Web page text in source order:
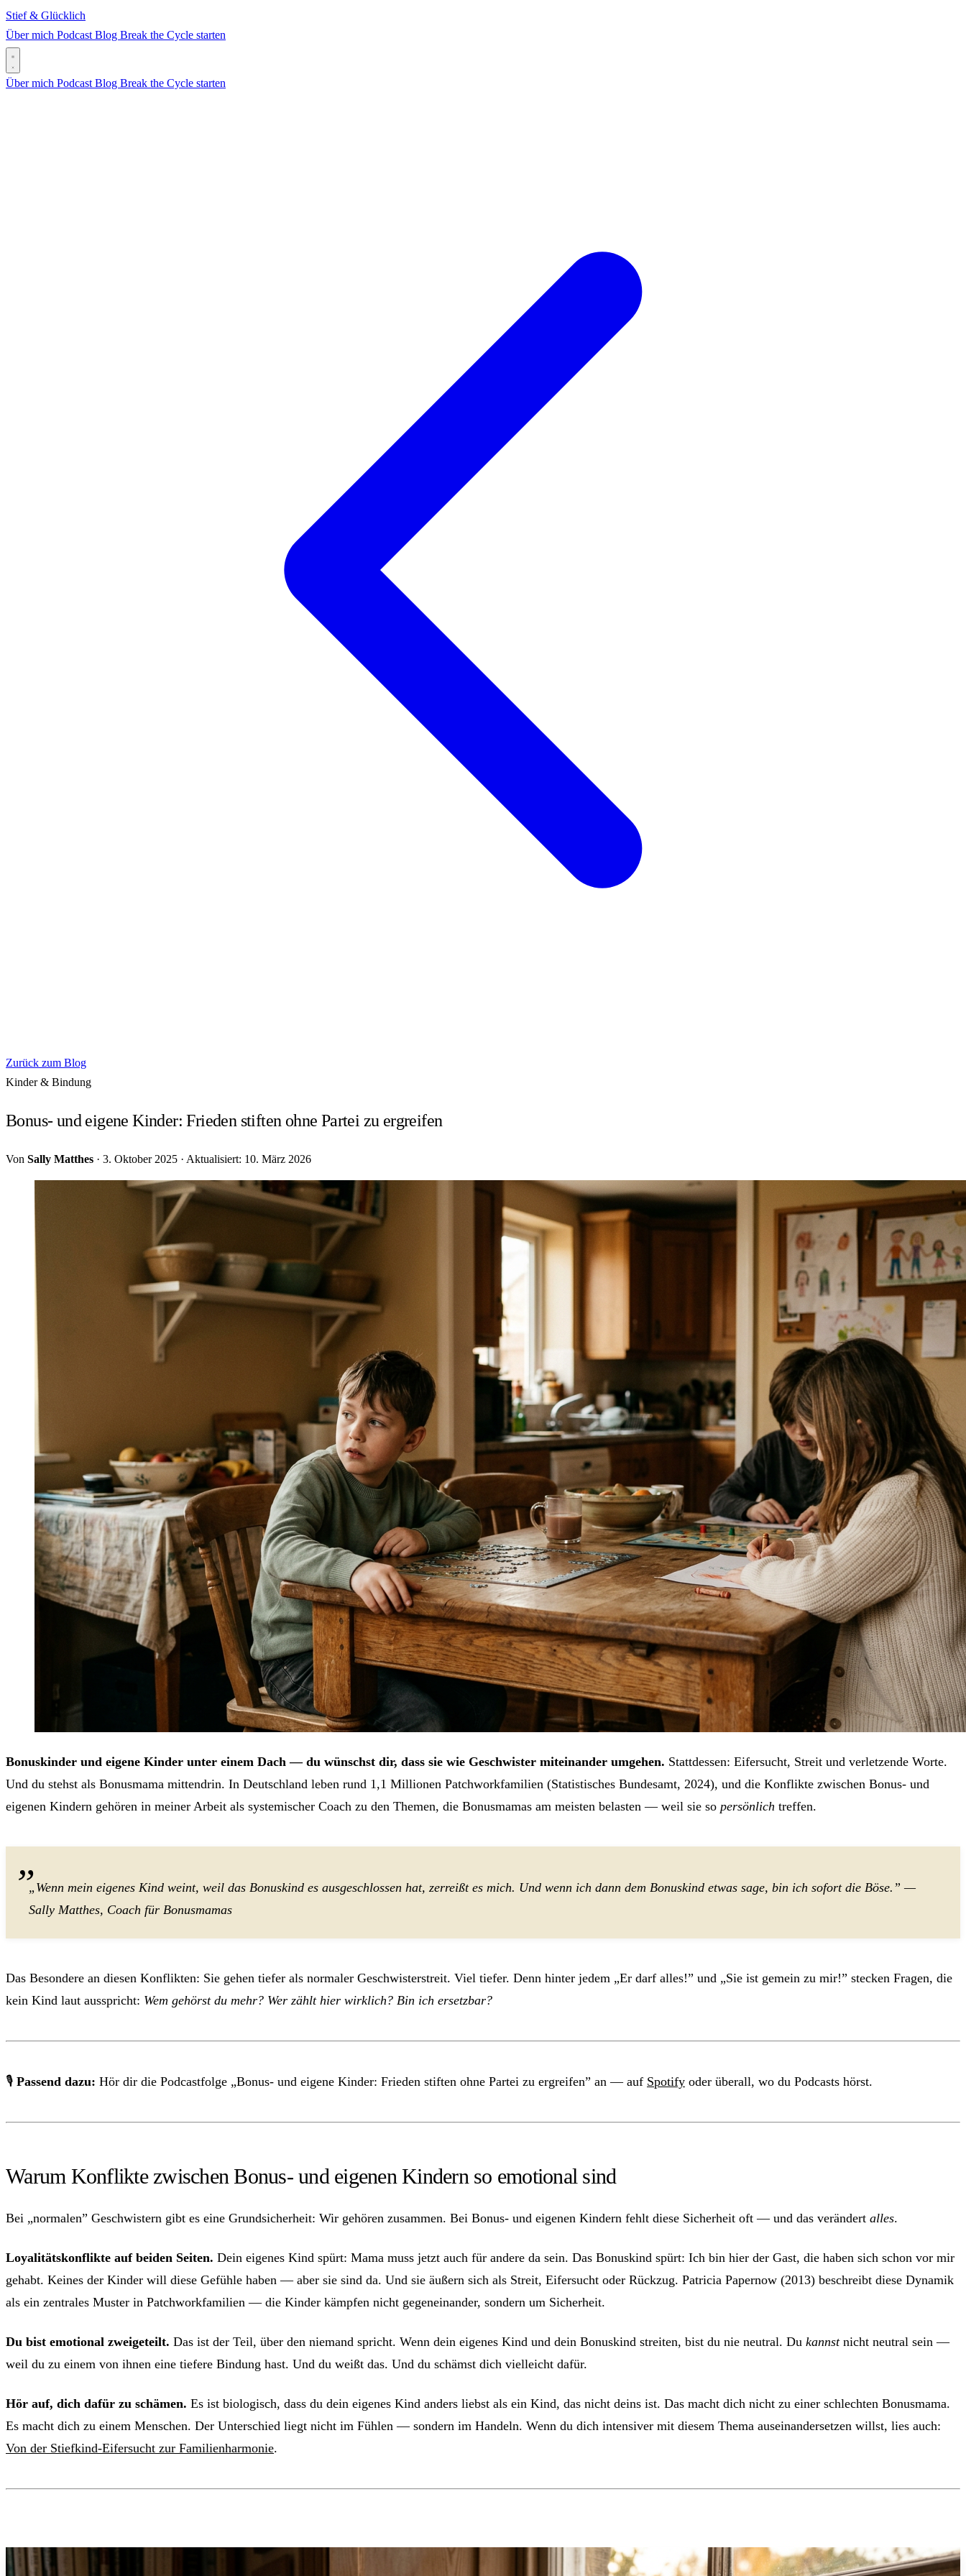
Stief & Glücklich
Über mich Podcast Blog Break the Cycle starten
Über mich Podcast Blog Break the Cycle starten
Zurück zum Blog
Kinder & Bindung
Bonus- und eigene Kinder: Frieden stiften ohne Partei zu ergreifen
Von Sally Matthes · 3. Oktober 2025 · Aktualisiert: 10. März 2026
Bonuskinder und eigene Kinder unter einem Dach — du wünschst dir, dass sie wie Geschwister miteinander umgehen. Stattdessen: Eifersucht, Streit und verletzende Worte.
Und du stehst als Bonusmama mittendrin. In Deutschland leben rund 1,1 Millionen Patchworkfamilien (Statistisches Bundesamt, 2024), und die Konflikte zwischen Bonus- und
eigenen Kindern gehören in meiner Arbeit als systemischer Coach zu den Themen, die Bonusmamas am meisten belasten — weil sie so persönlich treffen.
„Wenn mein eigenes Kind weint, weil das Bonuskind es ausgeschlossen hat, zerreißt es mich. Und wenn ich dann dem Bonuskind etwas sage, bin ich sofort die Böse.” —
Sally Matthes, Coach für Bonusmamas
Das Besondere an diesen Konflikten: Sie gehen tiefer als normaler Geschwisterstreit. Viel tiefer. Denn hinter jedem „Er darf alles!” und „Sie ist gemein zu mir!” stecken Fragen, die
kein Kind laut ausspricht: Wem gehörst du mehr? Wer zählt hier wirklich? Bin ich ersetzbar?
🎙 Passend dazu: Hör dir die Podcastfolge „Bonus- und eigene Kinder: Frieden stiften ohne Partei zu ergreifen” an — auf Spotify oder überall, wo du Podcasts hörst.
Warum Konflikte zwischen Bonus- und eigenen Kindern so emotional sind
Bei „normalen” Geschwistern gibt es eine Grundsicherheit: Wir gehören zusammen. Bei Bonus- und eigenen Kindern fehlt diese Sicherheit oft — und das verändert alles.
Loyalitätskonflikte auf beiden Seiten. Dein eigenes Kind spürt: Mama muss jetzt auch für andere da sein. Das Bonuskind spürt: Ich bin hier der Gast, die haben sich schon vor mir
gehabt. Keines der Kinder will diese Gefühle haben — aber sie sind da. Und sie äußern sich als Streit, Eifersucht oder Rückzug. Patricia Papernow (2013) beschreibt diese Dynamik
als ein zentrales Muster in Patchworkfamilien — die Kinder kämpfen nicht gegeneinander, sondern um Sicherheit.
Du bist emotional zweigeteilt. Das ist der Teil, über den niemand spricht. Wenn dein eigenes Kind und dein Bonuskind streiten, bist du nie neutral. Du kannstnicht neutral sein —
weil du zu einem von ihnen eine tiefere Bindung hast. Und du weißt das. Und du schämst dich vielleicht dafür.
Hör auf, dich dafür zu schämen. Es ist biologisch, dass du dein eigenes Kind anders liebst als ein Kind, das nicht deins ist. Das macht dich nicht zu einer schlechten Bonusmama.
Es macht dich zu einem Menschen. Der Unterschied liegt nicht im Fühlen — sondern im Handeln. Wenn du dich intensiver mit diesem Thema auseinandersetzen willst, lies auch:
Von der Stiefkind-Eifersucht zur Familienharmonie.